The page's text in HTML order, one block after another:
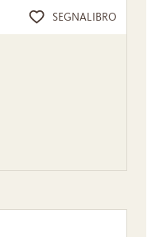
SEGNALIBRO